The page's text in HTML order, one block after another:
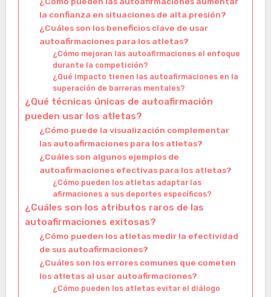
la confianza en situaciones de alta presión?
¿Cuáles son los beneficios clave de usar
autoafirmaciones para los atletas?
¿Cómo mejoran las autoafirmaciones el enfoque
durante la competición?
¿Qué impacto tienen las autoafirmaciones en la
superación de barreras mentales?
¿Qué técnicas únicas de autoafirmación
pueden usar los atletas?
¿Cómo puede la visualización complementar
las autoafirmaciones para los atletas?
¿Cuáles son algunos ejemplos de
autoafirmaciones efectivas para los atletas?
¿Cómo pueden los atletas adaptar las
afirmaciones a sus deportes específicos?
¿Cuáles son los atributos raros de las
autoafirmaciones exitosas?
¿Cómo pueden los atletas medir la efectividad
de sus autoafirmaciones?
¿Cuáles son los errores comunes que cometen
los atletas al usar autoafirmaciones?
¿Cómo pueden los atletas evitar el diálogo